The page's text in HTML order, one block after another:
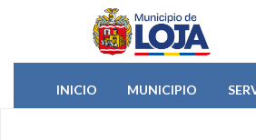
Pasar al contenido principal
INICIO
MUNICIPIO